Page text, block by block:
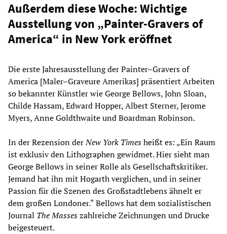
Außerdem diese Woche: Wichtige
Ausstellung von „Painter-Gravers of
America“ in New York eröffnet
Die erste Jahresausstellung der Painter–Gravers of
America [Maler–Graveure Amerikas] präsentiert Arbeiten
so bekannter Künstler wie George Bellows, John Sloan,
Childe Hassam, Edward Hopper, Albert Sterner, Jerome
Myers, Anne Goldthwaite und Boardman Robinson.
In der Rezension derNew York Timesheißt es: „Ein Raum
ist exklusiv den Lithographen gewidmet. Hier sieht man
George Bellows in seiner Rolle als Gesellschaftskritiker.
Jemand hat ihn mit Hogarth verglichen, und in seiner
Passion für die Szenen des Großstadtlebens ähnelt er
dem großen Londoner.“ Bellows hat dem sozialistischen
Journal The Masseszahlreiche Zeichnungen und Drucke
beigesteuert.